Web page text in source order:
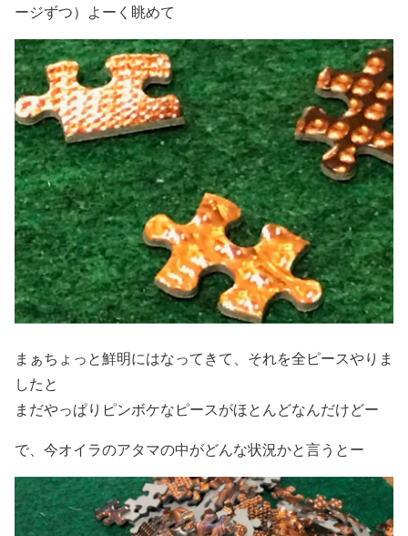
ージずつ）よーく眺めて
まぁちょっと鮮明にはなってきて、それを全ピースやりま
したと
まだやっぱりピンボケなピースがほとんどなんだけどー
で、今オイラのアタマの中がどんな状況かと言うとー